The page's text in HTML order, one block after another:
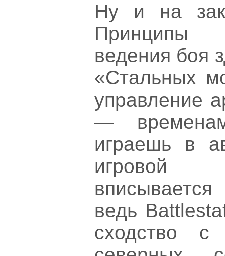
Ну и на
Принципы
ведения боя
«Стальных
управление
—
играешь в
игровой
ведь
сходство